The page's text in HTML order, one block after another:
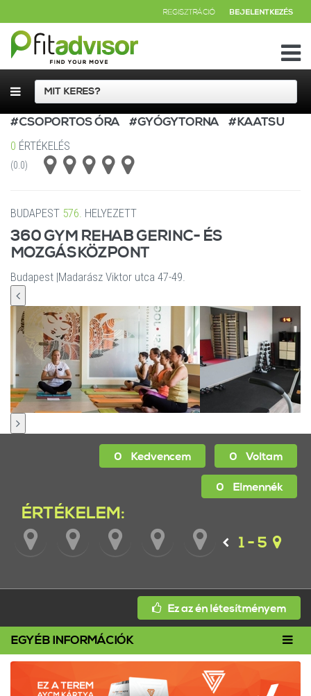
REGISZTRÁCIÓ BEJELENTKEZÉS
#CSOPORTOS ÓRA #GYÓGYTORNA #KAATSU
0 ÉRTÉKELÉS
(0.0)
BUDAPEST 576. HELYEZETT
360 GYM REHAB GERINC- ÉS
MOZGÁSKÖZPONT
Budapest |Madarász Viktor utca 47-49.
0 Kedvencem 0 Voltam
0 Elmennék
ÉRTÉKELEM:
1 - 5
Ez az én létesítményem
EGYÉB INFORMÁCIÓK